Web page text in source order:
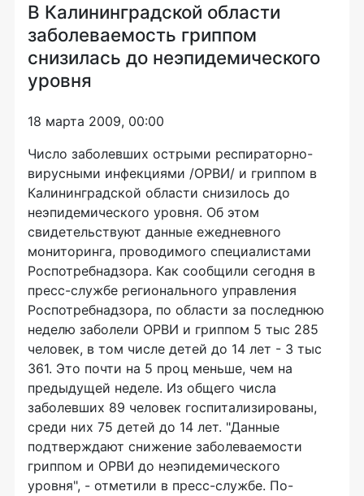
В Калининградской области
заболеваемость гриппом
снизилась до неэпидемического
уровня
18 марта 2009, 00:00
Число заболевших острыми респираторно-
вирусными инфекциями /ОРВИ/ и гриппом в
Калининградской области снизилось до
неэпидемического уровня. Об этом
свидетельствуют данные ежедневного
мониторинга, проводимого специалистами
Роспотребнадзора. Как сообщили сегодня в
пресс-службе регионального управления
Роспотребнадзора, по области за последнюю
неделю заболели ОРВИ и гриппом 5 тыс 285
человек, в том числе детей до 14 лет - 3 тыс
361. Это почти на 5 проц меньше, чем на
предыдущей неделе. Из общего числа
заболевших 89 человек госпитализированы,
среди них 75 детей до 14 лет. "Данные
подтверждают снижение заболеваемости
гриппом и ОРВИ до неэпидемического
уровня", - отметили в пресс-службе. По-